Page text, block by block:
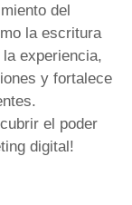
del
la escritura
experiencia,
y fortalece
el poder
digital!